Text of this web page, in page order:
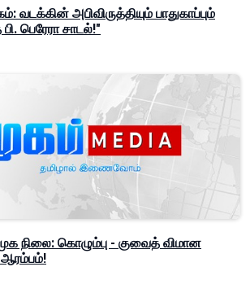
வடக்கின் அபிவிருத்தியும் பாதுகாப்பும்
பெரேரா சாடல்!"
நிலை: கொழும்பு - குவைத் விமான